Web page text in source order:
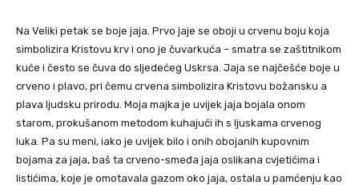
Na Veliki petak se boje jaja. Prvo jaje se oboji u crvenu boju koja
simbolizira Kristovu krv i ono je čuvarkuća – smatra se zaštitnikom
kuće i često se čuva do sljedećeg Uskrsa. Jaja se najčešće boje u
crveno i plavo, pri čemu crvena simbolizira Kristovu božansku a
plava ljudsku prirodu. Moja majka je uvijek jaja bojala onom
starom, prokušanom metodom kuhajući ih s ljuskama crvenog
luka. Pa su meni, iako je uvijek bilo i onih obojanih kupovnim
bojama za jaja, baš ta crveno-smeđa jaja oslikana cvjetićima i
listićima, koje je omotavala gazom oko jaja, ostala u pamćenju kao